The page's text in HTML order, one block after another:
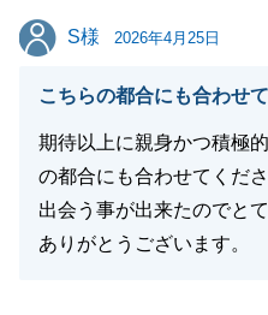
引き続き、宜しくお願いい
閉
S様
S様 2026年4月25日
こちらの都合にも合わせ
期待以上に親身かつ積極
の都合にも合わせてくだ
出会う事が出来たのでと
ありがとうございます。